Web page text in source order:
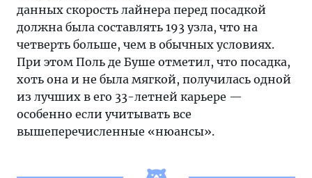
данных скорость лайнера перед посадкой
должна была составлять 193 узла, что на
четверть больше, чем в обычных условиях.
При этом Поль де Буше отметил, что посадка,
хоть она и не была мягкой, получилась одной
из лучших в его 33-летней карьере —
особенно если учитывать все
вышеперечисленные «нюансы».